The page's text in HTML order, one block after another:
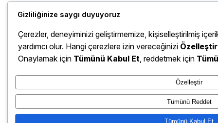
Gizliliğinize saygı duyuyoruz
Çerezler, deneyiminizi geliştirmemize, kişiselleştirilmiş
yardımcı olur. Hangi çerezlere izin vereceğinizi Özelleştir
Onaylamak için Tümünü Kabul Et , reddetmek için
Özelleştir
Tümünü Reddet
Tümünü Kabul Et